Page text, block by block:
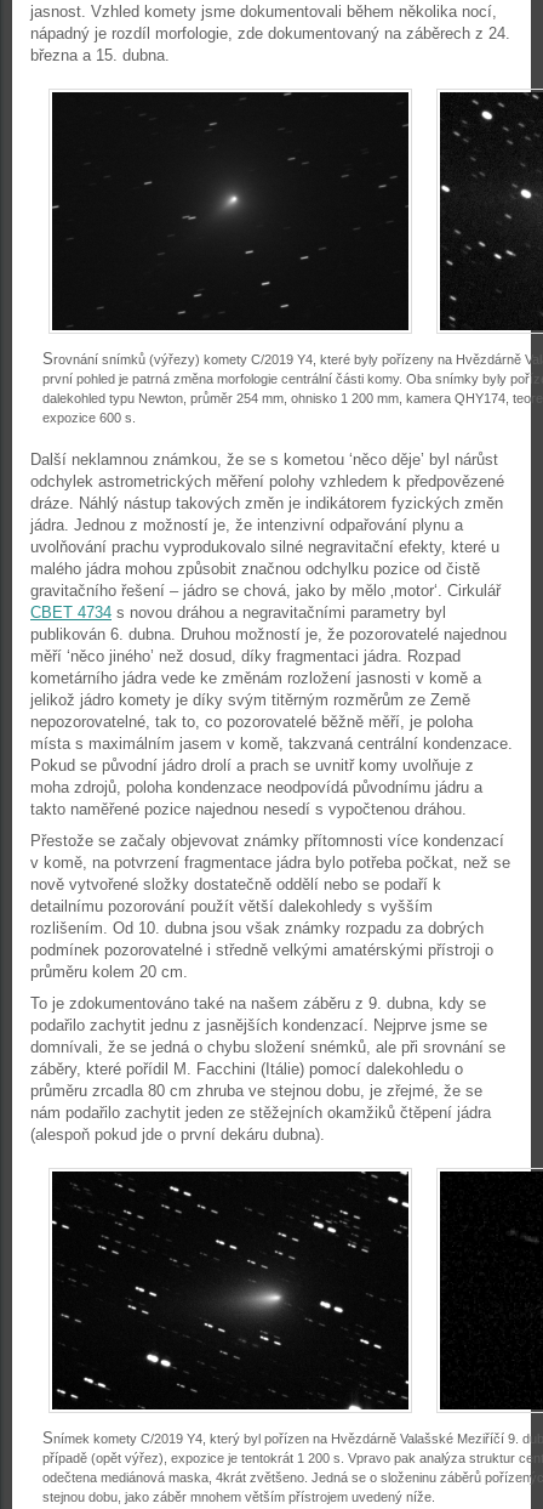
jasnost. Vzhled komety jsme dokumentovali během několika nocí,
nápadný je rozdíl morfologie, zde dokumentovaný na záběrech z 24.
března a 15. dubna.
Srovnání snímků (výřezy) komety C/2019 Y4, které byly pořízeny na Hvězdárně
první pohled je patrná změna morfologie centrální části komy. Oba snímky byly
dalekohled typu Newton, průměr 254 mm, ohnisko 1 200 mm, kamera QHY174,
expozice 600 s.
Další neklamnou známkou, že se s kometou ‘něco děje’ byl nárůst
odchylek astrometrických měření polohy vzhledem k předpovězené
dráze. Náhlý nástup takových změn je indikátorem fyzických změn
jádra. Jednou z možností je, že intenzivní odpařování plynu a
uvolňování prachu vyprodukovalo silné negravitační efekty, které u
malého jádra mohou způsobit značnou odchylku pozice od čistě
gravitačního řešení – jádro se chová, jako by mělo ‚motor‘. Cirkulář
CBET 4734 s novou dráhou a negravitačními parametry byl
publikován 6. dubna. Druhou možností je, že pozorovatelé najednou
měří ‘něco jiného’ než dosud, díky fragmentaci jádra. Rozpad
kometárního jádra vede ke změnám rozložení jasnosti v komě a
jelikož jádro komety je díky svým titěrným rozměrům ze Země
nepozorovatelné, tak to, co pozorovatelé běžně měří, je poloha
místa s maximálním jasem v komě, takzvaná centrální kondenzace.
Pokud se původní jádro drolí a prach se uvnitř komy uvolňuje z
moha zdrojů, poloha kondenzace neodpovídá původnímu jádru a
takto naměřené pozice najednou nesedí s vypočtenou dráhou.
Přestože se začaly objevovat známky přítomnosti více kondenzací
v komě, na potvrzení fragmentace jádra bylo potřeba počkat, než se
nově vytvořené složky dostatečně oddělí nebo se podaří k
detailnímu pozorování použít větší dalekohledy s vyšším
rozlišením. Od 10. dubna jsou však známky rozpadu za dobrých
podmínek pozorovatelné i středně velkými amatérskými přístroji o
průměru kolem 20 cm.
To je zdokumentováno také na našem záběru z 9. dubna, kdy se
podařilo zachytit jednu z jasnějších kondenzací. Nejprve jsme se
domnívali, že se jedná o chybu složení snémků, ale při srovnání se
záběry, které pořídil M. Facchini (Itálie) pomocí dalekohledu o
průměru zrcadla 80 cm zhruba ve stejnou dobu, je zřejmé, že se
nám podařilo zachytit jeden ze stěžejních okamžiků čtěpení jádra
(alespoň pokud jde o první dekáru dubna).
Snímek komety C/2019 Y4, který byl pořízen na Hvězdárně Valašské Meziříčí 9.
případě (opět výřez), expozice je tentokrát 1 200 s. Vpravo pak analýza struktur
odečtena mediánová maska, 4krát zvětšeno. Jedná se o složeninu záběrů
stejnou dobu, jako záběr mnohem větším přístrojem uvedený níže.